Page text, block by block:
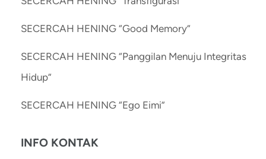
SECERCAH HENING “Good Memory”
SECERCAH HENING “Panggilan Menuju Integritas
Hidup”
SECERCAH HENING “Ego Eimi”
INFO KONTAK